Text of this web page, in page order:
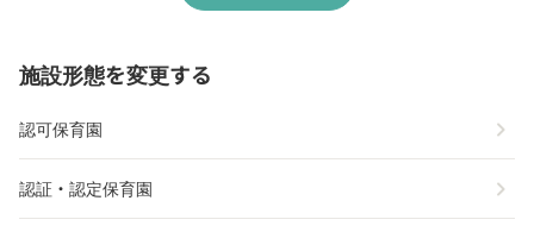
施設形態を変更する
認可保育園 chevron_right
認証・認定保育園 chevron_right